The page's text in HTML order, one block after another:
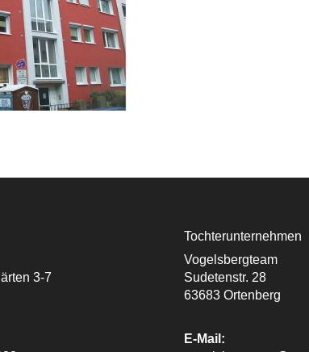
3-7
Tochterunternehmen
Vogelsbergteam
Sudetenstr. 28
63683 Ortenberg
E-Mail: